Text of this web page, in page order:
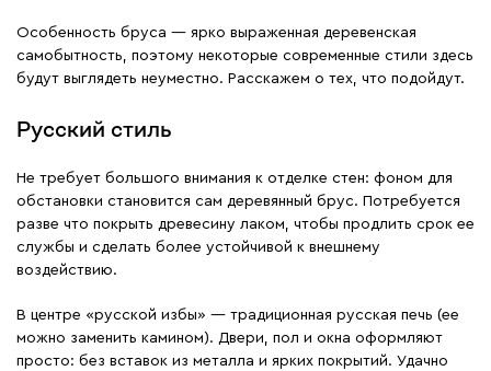
Особенность бруса — ярко выраженная деревенская
самобытность, поэтому некоторые современные стили здесь
будут выглядеть неуместно. Расскажем о тех, что подойдут.
Русский стиль
Не требует большого внимания к отделке стен: фоном для
обстановки становится сам деревянный брус. Потребуется
разве что покрыть древесину лаком, чтобы продлить срок ее
службы и сделать более устойчивой к внешнему
воздействию.
В центре «русской избы» — традиционная русская печь (ее
можно заменить камином). Двери, пол и окна оформляют
просто: без вставок из металла и ярких покрытий. Удачно